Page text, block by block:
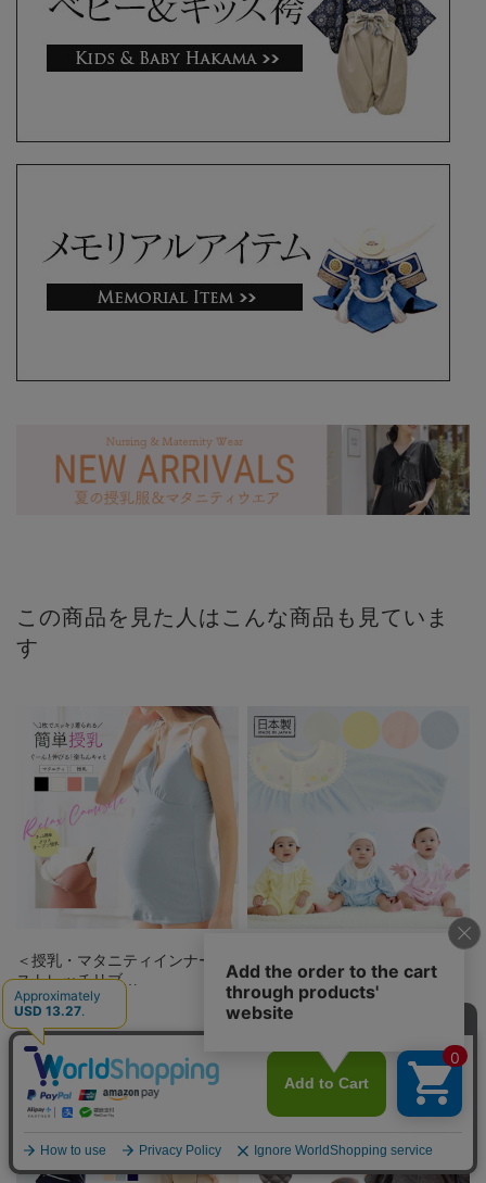
この商品を見た人はこんな商品も見ていま
す
＜授乳・マタニティインナー＞
ストレッチリブ…
¥2,740(税込)
パイルドレスオ…
¥4,290(税込)